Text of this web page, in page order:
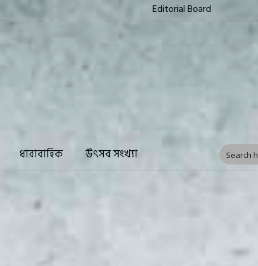
সংস্কৃতি ধারাবাহিক উৎসব
Editorial Board
ধারাবাহিক উৎসব সংখ্যা